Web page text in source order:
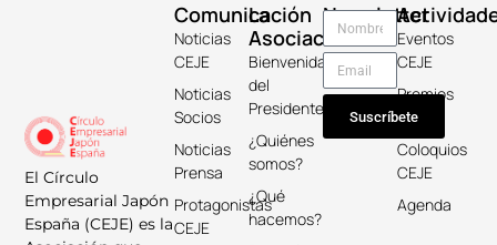
El Círculo
Empresarial Japón
España (CEJE) es la
La
Asociación
Bienvenida
del
Presidente
¿Quiénes
somos?
¿Qué
hacemos?
Comunicación
Noticias
CEJE
Noticias
Socios
Noticias
Prensa
Protagonistas
CEJE
Eventos
CEJE
Premios
Keicho
Coloquios
CEJE
Agenda
Newsletter
Suscríbete